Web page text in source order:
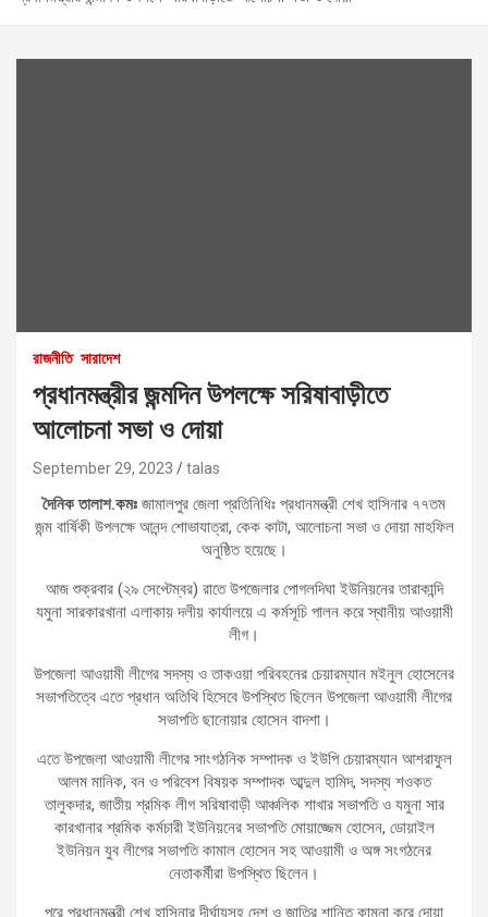
রাজনীতি সারাদেশ
প্রধানমন্ত্রীর জন্মদিন উপলক্ষে সরিষাবাড়ীতে
আলোচনা সভা ও দোয়া
September 29, 2023 talas
দৈনিক তালাশ.কমঃ জামালপুর জেলা প্রতিনিধিঃ প্রধানমন্ত্রী শেখ হাসিনার ৭৭তম
জন্ম বার্ষিকী উপলক্ষে আনন্দ শোভাযাত্রা, কেক কাটা, আলোচনা সভা ও দোয়া মাহফিল
অনুষ্ঠিত হয়েছে।
আজ শুক্রবার (২৯ সেপ্টেম্বর) রাতে উপজেলার পোগলদিঘা ইউনিয়নের তারাকান্দি
যমুনা সারকারখানা এলাকায় দলীয় কার্যালয়ে এ কর্মসূচি পালন করে স্থানীয় আওয়ামী
লীগ।
উপজেলা আওয়ামী লীগের সদস্য ও তাকওয়া পরিবহনের চেয়ারম্যান মইনুল হোসেনের
সভাপতিত্বে এতে প্রধান অতিথি হিসেবে উপস্থিত ছিলেন উপজেলা আওয়ামী লীগের
সভাপতি ছানোয়ার হোসেন বাদশা।
এতে উপজেলা আওয়ামী লীগের সাংগঠনিক সম্পাদক ও ইউপি চেয়ারম্যান আশরাফুল
আলম মানিক, বন ও পরিবেশ বিষয়ক সম্পাদক আব্দুল হামিদ, সদস্য শওকত
তালুকদার, জাতীয় শ্রমিক লীগ সরিষাবাড়ী আঞ্চলিক শাখার সভাপতি ও যমুনা সার
কারখানার শ্রমিক কর্মচারী ইউনিয়নের সভাপতি মোয়াজ্জেম হোসেন, ডোয়াইল
ইউনিয়ন যুব লীগের সভাপতি কামাল হোসেন সহ আওয়ামী ও অঙ্গ সংগঠনের
নেতাকর্মীরা উপস্থিত ছিলেন।
পরে প্রধানমন্ত্রী শেখ হাসিনার দীর্ঘায়ুসহ দেশ ও জাতির শান্তি কামনা করে দোয়া